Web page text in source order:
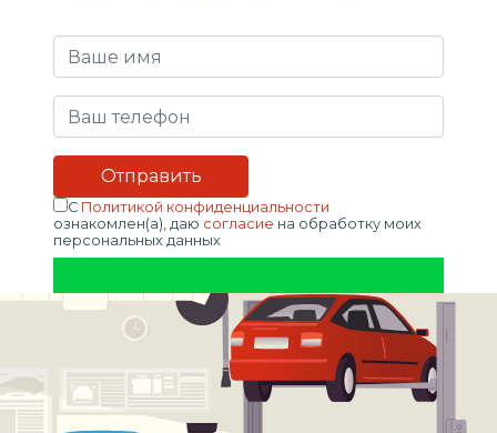
С Политикой конфиденциальности
ознакомлен(а), даю согласие на обработку моих
персональных данных